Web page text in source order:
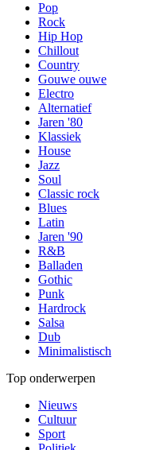
Pop
Rock
Hip Hop
Chillout
Country
Gouwe ouwe
Electro
Alternatief
Jaren '80
Klassiek
House
Jazz
Soul
Classic rock
Blues
Latin
Jaren '90
R&B
Balladen
Gothic
Punk
Hardrock
Salsa
Dub
Minimalistisch
Top onderwerpen
Nieuws
Cultuur
Sport